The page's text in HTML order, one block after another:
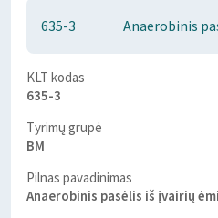
635-3 Anaerobinis
KLT kodas
635-3
Tyrimų grupė
BM
Pilnas pavadinimas
Anaerobinis pasėlis iš įvairių